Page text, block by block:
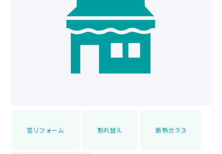
窓リフォーム 割れ替え 断熱ガラス